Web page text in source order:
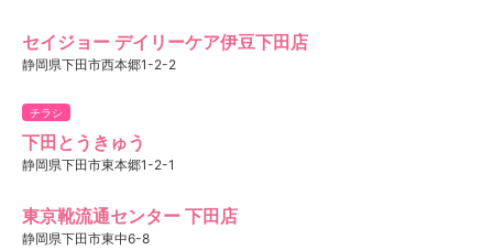
セイジョー デイリーケア伊豆下田店
静岡県下田市西本郷1-2-2
チラシ
下田とうきゅう
静岡県下田市東本郷1-2-1
東京靴流通センター 下田店
静岡県下田市東中6-8